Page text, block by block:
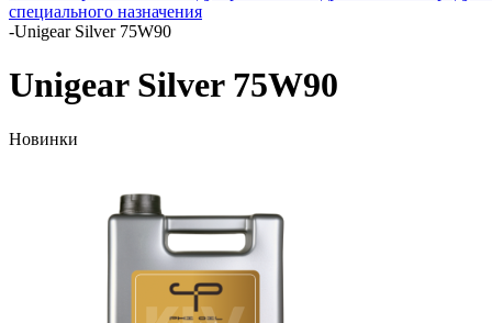
специального назначения
-Unigear Silver 75W90
Unigear Silver 75W90
Новинки